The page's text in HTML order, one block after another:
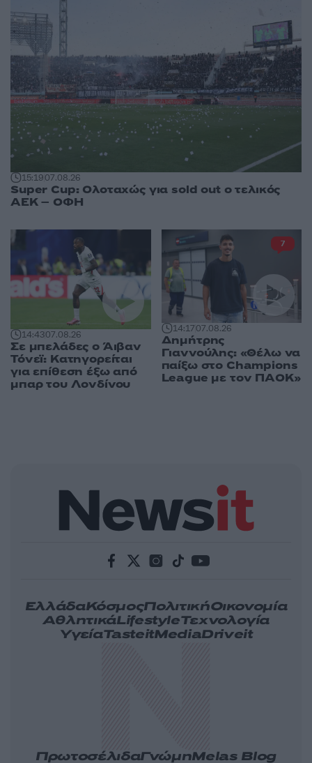
15:1907.08.26
Super Cup: Ολοταχώς για sold out ο τελικός
ΑΕΚ – ΟΦΗ
14:4307.08.26
Σε μπελάδες ο Άιβαν
Τόνεϊ: Κατηγορείται
για επίθεση έξω από
μπαρ του Λονδίνου
14:1707.08.26
Δημήτρης
Γιαννούλης: «Θέλω να
παίξω στο Champions
League με τον ΠΑΟΚ»
7
ΕλλάδαΚόσμοςΠολιτικήΟικονομία
ΑθλητικάLifestyleΤεχνολογία
ΥγείαTasteitMediaDriveit
ΠρωτοσέλιδαΓνώμηMelas Blog